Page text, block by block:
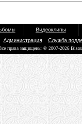
Видеоклипы
Администрация Служба
права защищены © 2007-2026